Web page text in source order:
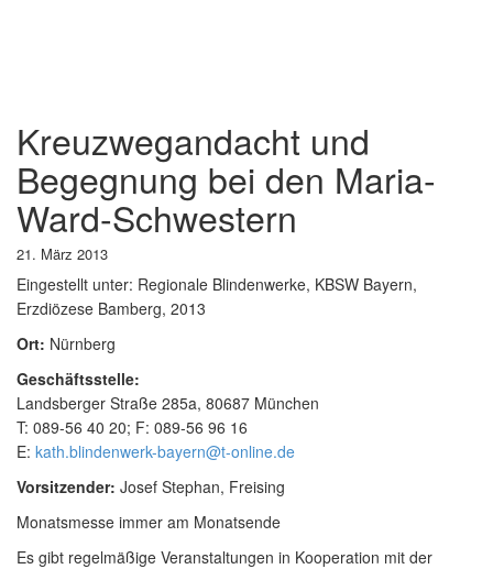
Kreuzwegandacht und
Begegnung bei den Maria-
Ward-Schwestern
21. März 2013
Eingestellt unter: Regionale Blindenwerke, KBSW Bayern,
Erzdiözese Bamberg, 2013
Ort: Nürnberg
Geschäftsstelle:
Landsberger Straße 285a, 80687 München
T: 089-56 40 20; F: 089-56 96 16
E: kath.blindenwerk-bayern@t-online.de
Vorsitzender: Josef Stephan, Freising
Monatsmesse immer am Monatsende
Es gibt regelmäßige Veranstaltungen in Kooperation mit der